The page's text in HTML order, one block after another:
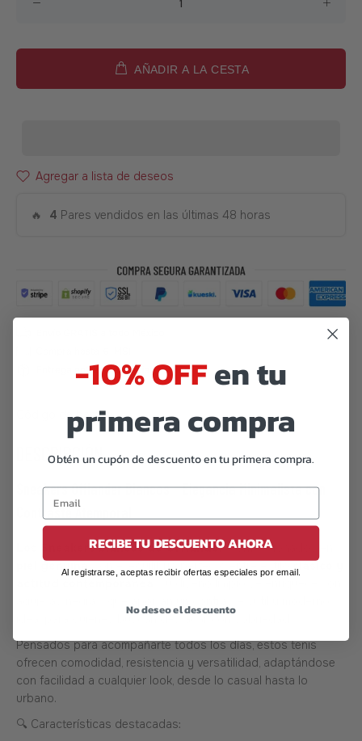
AÑADIR A LA CESTA
Agregar a lista de deseos
🔥 4 Pares vendidos en las últimas 48 horas
Código de barras: 07506559925380
DESCRIPCIÓN
Sneakers Offlander Blancos – Elegancia Minimalista con
Contraste Atemporal
Los Sneakers blancos de Offlander, confeccionados en
piel genuina, son el equilibrio perfecto entre estiloclásico y
Pensados para acompañarte todos los días, estos tenis
ofrecen comodidad, resistencia y versatilidad, adaptándose
con facilidad a cualquier look, desde lo casual hasta lo
urbano.
🔍 Características destacadas:
-10% OFFen tu
primera compra
Obtén un cupón de descuento en tu primera compra.
RECIBE TU DESCUENTO AHORA
Al registrarse, aceptas recibir ofertas especiales por email.
No deseo el descuento